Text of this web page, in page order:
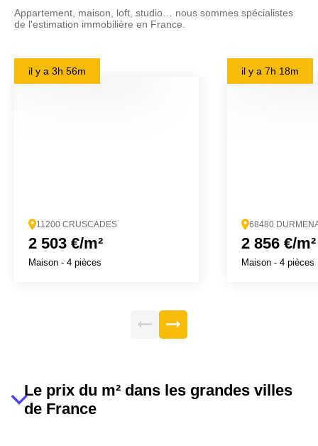
Appartement, maison, loft, studio… nous sommes spécialistes
de l'estimation immobilière en France.
il y a 3h 56m
11200 CRUSCADES
2 503 €/m²
Maison - 4 pièces
il y a 7h 18m
68480
2 856 €/m²
Maison - 4 pièces
Le prix du m² dans les grandes villes
de France